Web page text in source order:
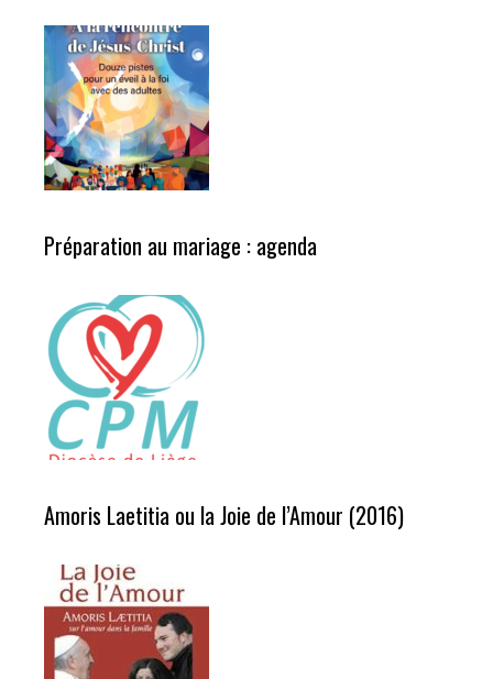
Préparation au mariage : agenda
Amoris Laetitia ou la Joie de l’Amour (2016)